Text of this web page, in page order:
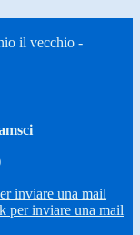
il vecchio -
inviare una mail
per inviare una mail